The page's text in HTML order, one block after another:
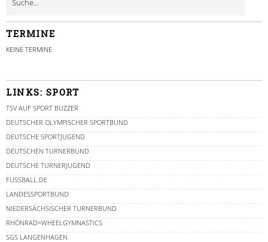
TERMINE
KEINE TERMINE
LINKS: SPORT
TSV AUF SPORT BUZZER
DEUTSCHER OLYMPISCHER SPORTBUND
DEUTSCHE SPORTJUGEND
DEUTSCHEN TURNERBUND
DEUTSCHE TURNERJUGEND
FUSSBALL.DE
LANDESSPORTBUND
NIEDERSÄCHSISCHER TURNERBUND
RHÖNRAD=WHEELGYMNASTICS
SGS LANGENHAGEN